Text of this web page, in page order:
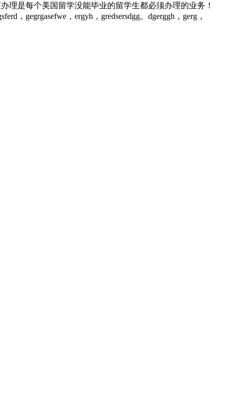
理是每个美国留学没能毕业的留学生都必须办理的业务！
，gegrgasefwe，ergyh，gredsersdgg。dgerggh，gerg，